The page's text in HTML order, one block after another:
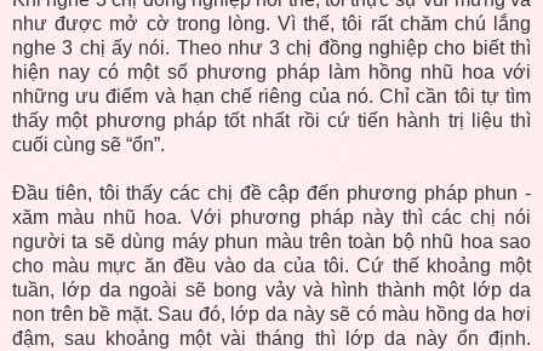
như được mở cờ trong lòng. Vì thế, tôi rất chăm chú lắng
nghe 3 chị ấy nói. Theo như 3 chị đồng nghiệp cho biết thì
hiện nay có một số phương pháp làm hồng nhũ hoa với
những ưu điểm và hạn chế riêng của nó. Chỉ cần tôi tự tìm
thấy một phương pháp tốt nhất rồi cứ tiến hành trị liệu thì
cuối cùng sẽ “ổn”.
Đầu tiên, tôi thấy các chị đề cập đến phương pháp phun -
xăm màu nhũ hoa. Với phương pháp này thì các chị nói
người ta sẽ dùng máy phun màu trên toàn bộ nhũ hoa sao
cho màu mực ăn đều vào da của tôi. Cứ thế khoảng một
tuần, lớp da ngoài sẽ bong vảy và hình thành một lớp da
non trên bề mặt. Sau đó, lớp da này sẽ có màu hồng da hơi
đậm, sau khoảng một vài tháng thì lớp da này ổn định.